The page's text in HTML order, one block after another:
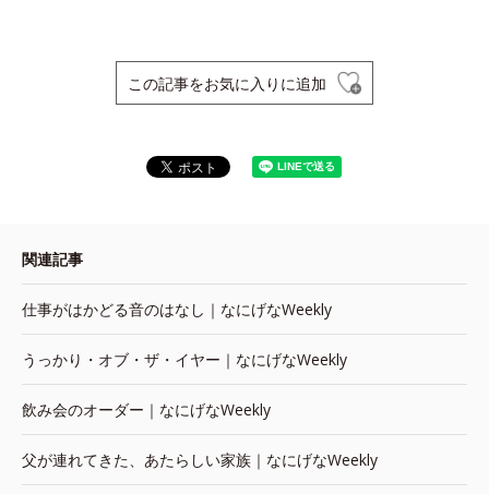
この記事をお気に入りに追加
関連記事
仕事がはかどる音のはなし｜なにげなWeekly
うっかり・オブ・ザ・イヤー｜なにげなWeekly
飲み会のオーダー｜なにげなWeekly
父が連れてきた、あたらしい家族｜なにげなWeekly